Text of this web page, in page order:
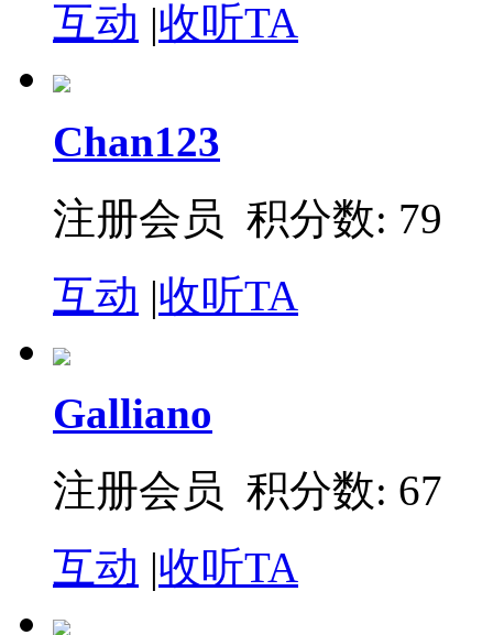
互动 |收听TA
Chan123
注册会员 积分数: 79
互动 |收听TA
Galliano
注册会员 积分数: 67
互动 |收听TA